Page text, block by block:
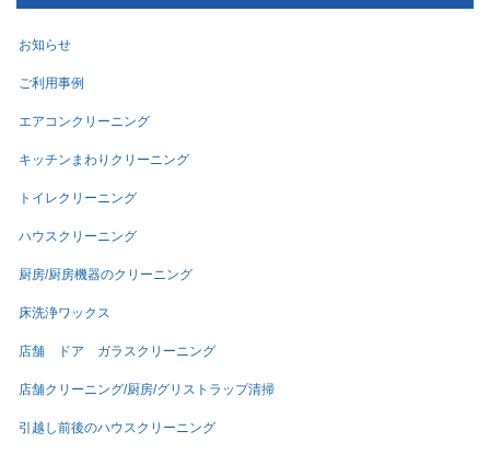
お知らせ
ご利用事例
エアコンクリーニング
キッチンまわりクリーニング
トイレクリーニング
ハウスクリーニング
厨房/厨房機器のクリーニング
床洗浄ワックス
店舗 ドア ガラスクリーニング
店舗クリーニング/厨房/グリストラップ清掃
引越し前後のハウスクリーニング